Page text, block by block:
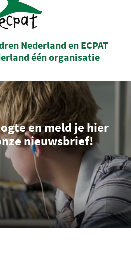
Nederland en ECPAT
één organisatie
en meld je hier
nieuwsbrief!